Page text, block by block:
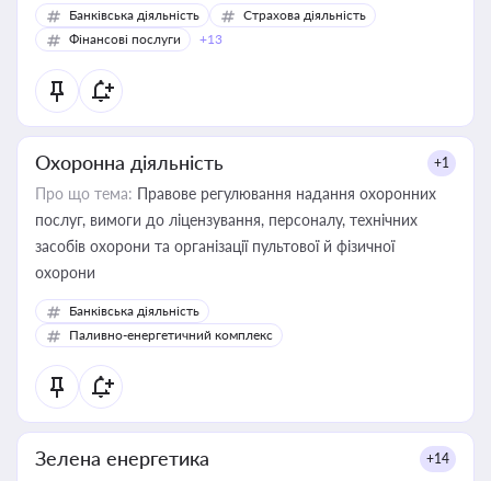
Банківська діяльність
Страхова діяльність
Фінансові послуги
+13
Охоронна діяльність +1
Про що тема: Правове регулювання надання охоронних
послуг, вимоги до ліцензування, персоналу, технічних
засобів охорони та організації пультової й фізичної
охорони
Банківська діяльність
Паливно-енергетичний комплекс
Зелена енергетика +14